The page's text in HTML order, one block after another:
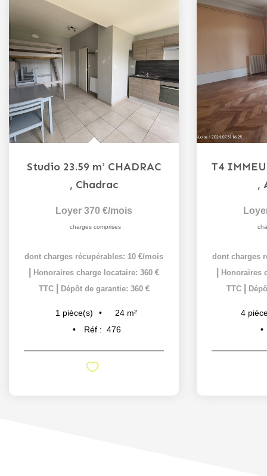
Studio 23.59 m² CHADRAC
, Chadrac
Loyer 370 €/mois
charges comprises
dont charges récupérables: 10 €/mois
Honoraires charge locataire: 360 €
TTC
Dépôt de garantie: 360 €
1 pièce(s) 24 m²
Réf : 476
,
dont charges
Honoraires
TTC
4